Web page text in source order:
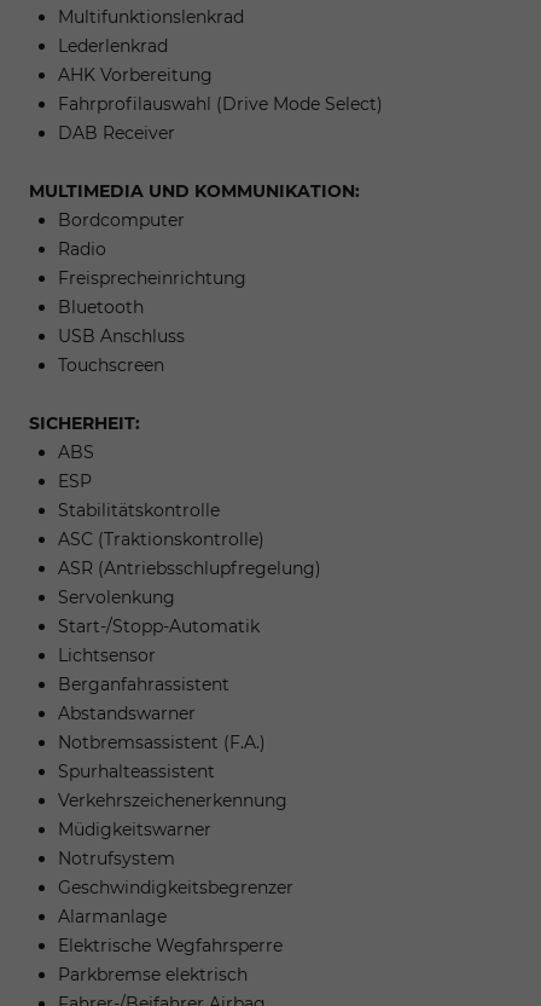
Multifunktionslenkrad
Lederlenkrad
AHK Vorbereitung
Fahrprofilauswahl (Drive Mode Select)
DAB Receiver
MULTIMEDIA UND KOMMUNIKATION:
Bordcomputer
Radio
Freisprecheinrichtung
Bluetooth
USB Anschluss
Touchscreen
SICHERHEIT:
ABS
ESP
Stabilitätskontrolle
ASC (Traktionskontrolle)
ASR (Antriebsschlupfregelung)
Servolenkung
Start-/Stopp-Automatik
Lichtsensor
Berganfahrassistent
Abstandswarner
Notbremsassistent (F.A.)
Spurhalteassistent
Verkehrszeichenerkennung
Müdigkeitswarner
Notrufsystem
Geschwindigkeitsbegrenzer
Alarmanlage
Elektrische Wegfahrsperre
Parkbremse elektrisch